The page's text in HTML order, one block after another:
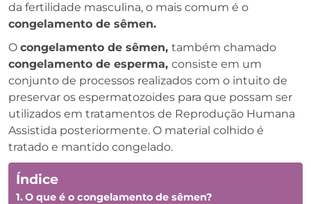
da fertilidade masculina, o mais comum é o
congelamento de sêmen.
O congelamento de sêmen, também chamado
congelamento de esperma, consiste em um
conjunto de processos realizados com o intuito de
preservar os espermatozoides para que possam ser
utilizados em tratamentos de Reprodução Humana
Assistida posteriormente. O material colhido é
tratado e mantido congelado.
Índice
O que é o congelamento de sêmen?